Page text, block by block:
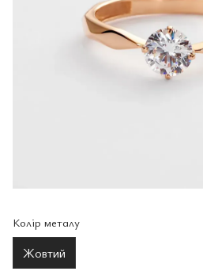
Колір металу
Жовтий